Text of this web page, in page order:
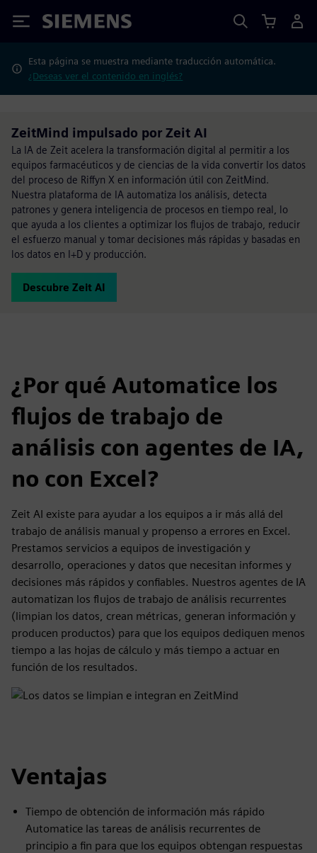
Siemens
Esta página se muestra mediante traducción automática.
¿Deseas ver el contenido en inglés?
ZeitMind impulsado por Zeit AI
La IA de Zeit acelera la transformación digital al permitir a los
equipos farmacéuticos y de ciencias de la vida convertir los datos
del proceso de Riffyn X en información útil con ZeitMind.
Nuestra plataforma de IA automatiza los análisis, detecta
patrones y genera inteligencia de procesos en tiempo real, lo
que ayuda a los clientes a optimizar los flujos de trabajo, reducir
el esfuerzo manual y tomar decisiones más rápidas y basadas en
los datos en I+D y producción.
Descubre Zeit AI
¿Por qué Automatice los
flujos de trabajo de
análisis con agentes de IA,
no con Excel?
Zeit AI existe para ayudar a los equipos a ir más allá del
trabajo de análisis manual y propenso a errores en Excel.
Prestamos servicios a equipos de investigación y
desarrollo, operaciones y datos que necesitan informes y
decisiones más rápidos y confiables. Nuestros agentes de IA
automatizan los flujos de trabajo de análisis recurrentes
(limpian los datos, crean métricas, generan información y
producen productos) para que los equipos dediquen menos
tiempo a las hojas de cálculo y más tiempo a actuar en
función de los resultados.
Ventajas
Tiempo de obtención de información más rápido
Automatice las tareas de análisis recurrentes de
principio a fin para que los equipos obtengan respuestas